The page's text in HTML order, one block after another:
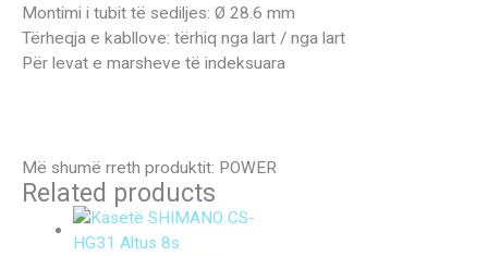
Montimi i tubit të sediljes: Ø 28.6 mm
Tërheqja e kabllove: tërhiq nga lart / nga lart
Për levat e marsheve të indeksuara
Më shumë rreth produktit: POWER
Related products